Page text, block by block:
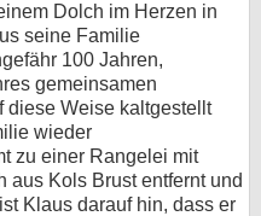
Dolch im Herzen in
seine Familie
100 Jahren,
gemeinsamen
diese Weise kaltgestellt
wieder
zu einer Rangelei mit
aus Kols Brust entfernt und
Klaus darauf hin, dass er